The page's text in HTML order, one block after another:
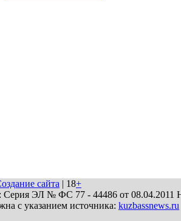
сайта | 18+
ЭЛ № ФС 77 - 44486 от 08.04.2011
с указанием источника: kuzbassnews.ru